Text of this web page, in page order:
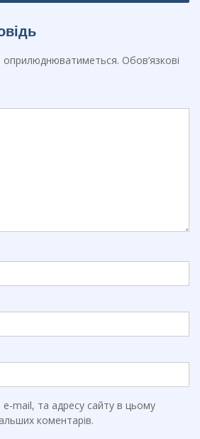
Обов’язкові
mail, та адресу сайту в цьому
коментарів.